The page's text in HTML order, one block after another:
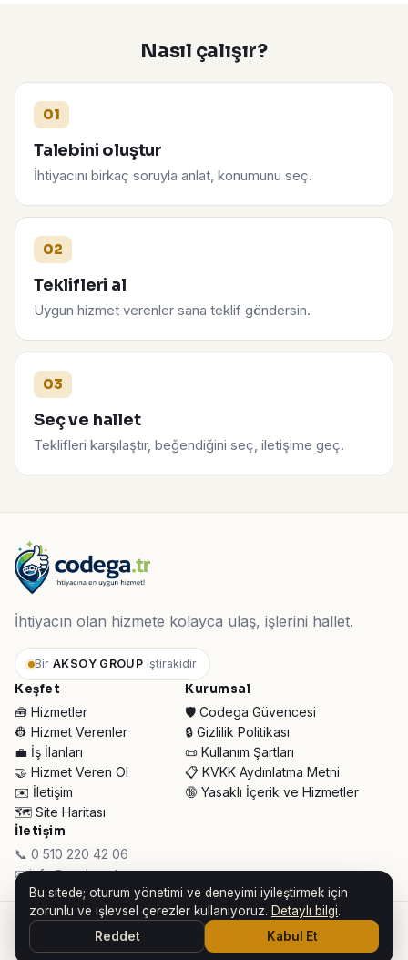
Nasıl çalışır?
01
Talebini oluştur
İhtiyacını birkaç soruyla anlat, konumunu seç.
02
Teklifleri al
Uygun hizmet verenler sana teklif göndersin.
03
Seç ve hallet
Teklifleri karşılaştır, beğendiğini seç, iletişime geç.
İhtiyacın olan hizmete kolayca ulaş, işlerini hallet.
Bir AKSOY GROUP iştirakidir
Keşfet
🧰 Hizmetler
👷 Hizmet Verenler
💼 İş İlanları
🤝 Hizmet Veren Ol
✉️ İletişim
🗺️ Site Haritası
Kurumsal
🛡️ Codega Güvencesi
🔒 Gizlilik Politikası
📜 Kullanım Şartları
📋 KVKK Aydınlatma Metni
🔞 Yasaklı İçerik ve Hizmetler
İletişim
📞 0 510 220 42 06
✉ info@codega.tr
© 2026 Codega Hizmet Pazaryeri ·
AKSOY GROUP iştirakidir
👥 Toplam Ziyaretçi:34.241 · Bugün:593
Bu sitede; oturum yönetimi ve deneyimi iyileştirmek için
zorunlu ve işlevsel çerezler kullanıyoruz. Detaylı bilgi.
Reddet
Kabul Et